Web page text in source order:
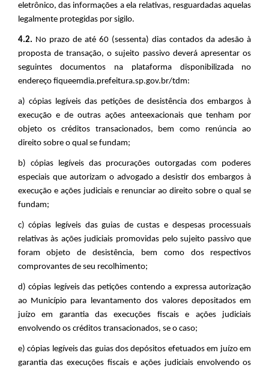
eletrônico, das informações a ela relativas, resguardadas aquelas
legalmente protegidas por sigilo.
4.2. No prazo de até 60 (sessenta) dias contados da adesão à
proposta de transação, o sujeito passivo deverá apresentar os
seguintes documentos na plataforma disponibilizada no
endereço fiqueemdia.prefeitura.sp.gov.br/tdm:
a) cópias legíveis das petições de desistência dos embargos à
execução e de outras ações anteexacionais que tenham por
objeto os créditos transacionados, bem como renúncia ao
direito sobre o qual se fundam;
b) cópias legíveis das procurações outorgadas com poderes
especiais que autorizam o advogado a desistir dos embargos à
execução e ações judiciais e renunciar ao direito sobre o qual se
fundam;
c) cópias legíveis das guias de custas e despesas processuais
relativas às ações judiciais promovidas pelo sujeito passivo que
foram objeto de desistência, bem como dos respectivos
comprovantes de seu recolhimento;
d) cópias legíveis das petições contendo a expressa autorização
ao Município para levantamento dos valores depositados em
juízo em garantia das execuções fiscais e ações judiciais
envolvendo os créditos transacionados, se o caso;
e) cópias legíveis das guias dos depósitos efetuados em juízo em
garantia das execuções fiscais e ações judiciais envolvendo os